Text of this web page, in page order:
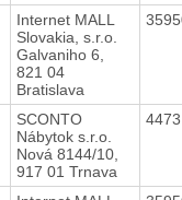
Internet MALL
Slovakia, s.r.o.
Galvaniho 6,
821 04
Bratislava
SCONTO
Nábytok s.r.o.
Nová 8144/10,
917 01 Trnava